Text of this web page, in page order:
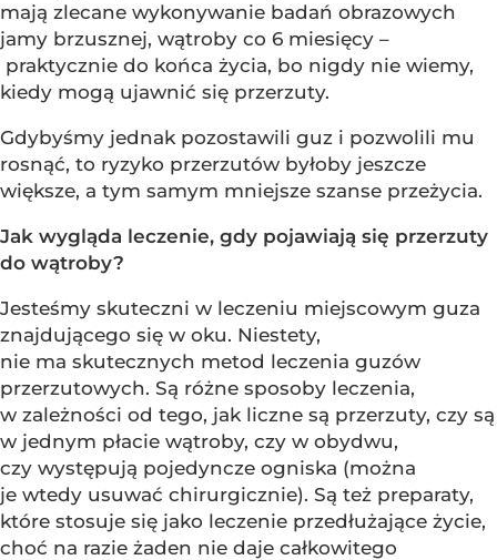
mają zlecane wykonywanie badań obrazowych
jamy brzusznej, wątroby co 6 miesięcy –
praktycznie do końca życia, bo nigdy nie wiemy,
kiedy mogą ujawnić się przerzuty.
Gdybyśmy jednak pozostawili guz i pozwolili mu
rosnąć, to ryzyko przerzutów byłoby jeszcze
większe, a tym samym mniejsze szanse przeżycia.
Jak wygląda leczenie, gdy pojawiają się przerzuty
do wątroby?
Jesteśmy skuteczni w leczeniu miejscowym guza
znajdującego się w oku. Niestety,
nie ma skutecznych metod leczenia guzów
przerzutowych. Są różne sposoby leczenia,
w zależności od tego, jak liczne są przerzuty, czy są
w jednym płacie wątroby, czy w obydwu,
czy występują pojedyncze ogniska (można
je wtedy usuwać chirurgicznie). Są też preparaty,
które stosuje się jako leczenie przedłużające życie,
choć na razie żaden nie daje całkowitego